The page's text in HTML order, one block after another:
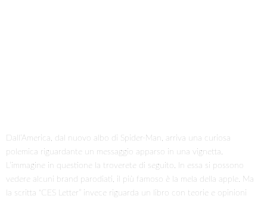
Dall’America, dal nuovo albo di Spider-Man, arriva una curiosa
polemica riguardante un messaggio apparso in una vignetta.
L’immagine in questione la troverete di seguito. In essa si possono
vedere alcuni brand parodiati, il più famoso è la mela della apple. Ma
la scritta “CES Letter” invece riguarda un libro con teorie e opinioni